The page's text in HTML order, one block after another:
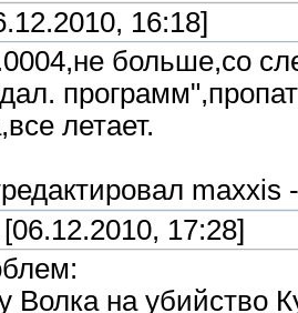
16:18]
больше,со
летает.
maxxis
17:28]
Волка на убийство